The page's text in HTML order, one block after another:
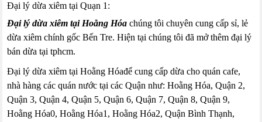
Đại lý dừa xiêm tại Quạn 1:
Đại lý dừa xiêm tại Hoằng Hóa chúng tôi chuyên cung cấp sỉ, lẻ
dừa xiêm chính gốc Bến Tre. Hiện tại chúng tôi đã mở thêm đại lý
bán dừa tại tphcm.
Đại lý dừa xiêm tại Hoằng Hóađể cung cấp dừa cho quán cafe,
nhà hàng các quán nước tại các Quận như: Hoằng Hóa, Quận 2,
Quận 3, Quận 4, Quận 5, Quận 6, Quận 7, Quận 8, Quận 9,
Hoằng Hóa0, Hoằng Hóa1, Hoằng Hóa2, Quận Bình Thạnh,